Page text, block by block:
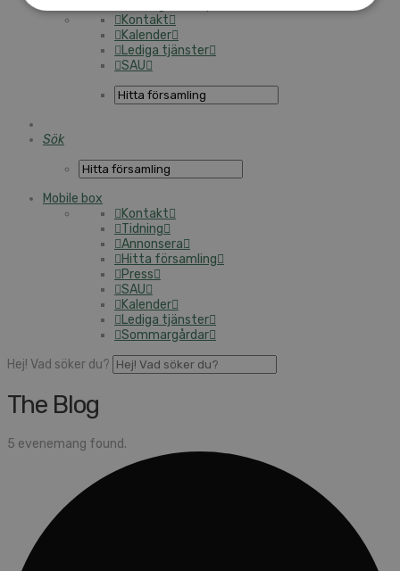
Kontakt
Kalender
Lediga tjänster
SAU
Sök
Mobile box
Kontakt
Tidning
Annonsera
Hitta församling
Press
SAU
Kalender
Lediga tjänster
Sommargårdar
Hej! Vad söker du?
The Blog
5 evenemang found.